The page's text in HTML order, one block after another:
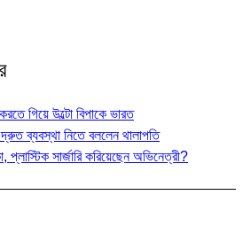
গিয়ে উল্টো বিপাকে ভারত
ব্যবস্থা নিতে বললেন থালাপতি
সার্জারি করিয়েছেন অভিনেত্রী?